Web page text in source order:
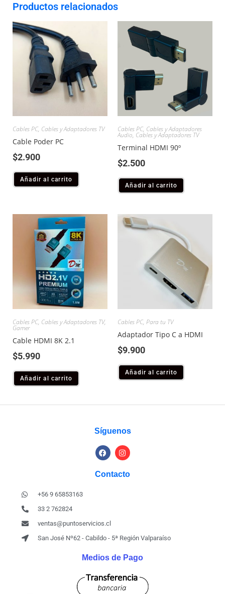
Productos relacionados
Cables PC, Cables y Adaptadores TV
Cable Poder PC
$2.900
Añadir al carrito
Cables PC, Cables y Adaptadores
Audio, Cables y Adaptadores TV
Terminal HDMI 90º
$2.500
Añadir al carrito
Cables PC, Cables y Adaptadores TV,
Gamer
Cable HDMI 8K 2.1
$5.990
Añadir al carrito
Cables PC, Para tu TV
Adaptador Tipo C a HDMI
$9.900
Añadir al carrito
Síguenos
Contacto
+56 9 65853163
33 2 762824
ventas@puntoservicios.cl
San José Nº62 - Cabildo - 5ª Región Valparaíso
Medios de Pago